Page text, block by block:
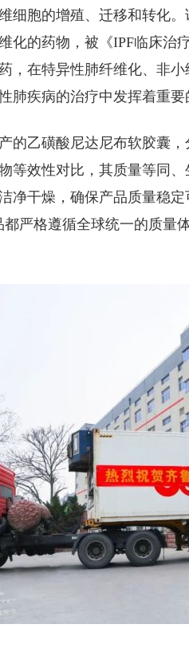
细胞的增殖、迁移和转化
化的药物，被《IPF临床治
，在特异性肺纤维化、非
肺疾病的治疗中发挥着重要
的乙磺酸尼达尼布软胶囊
等效性对比，其质量等同
净干燥，确保产品质量稳
都严格遵循全球统一的质量